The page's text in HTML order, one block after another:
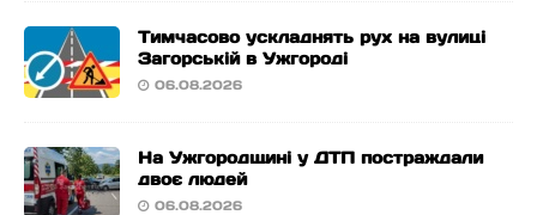
Тимчасово ускладнять рух на вулиці
Загорській в Ужгороді
06.08.2026
На Ужгородщині у ДТП постраждали
двоє людей
06.08.2026